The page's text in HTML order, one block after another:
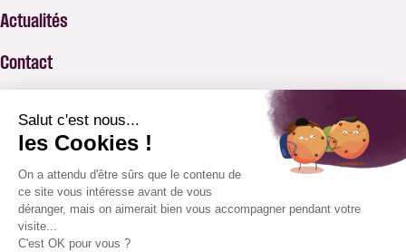
Actualités
Contact
BILLETTERIE
APPLICATION SAXV
BOUTIQUE